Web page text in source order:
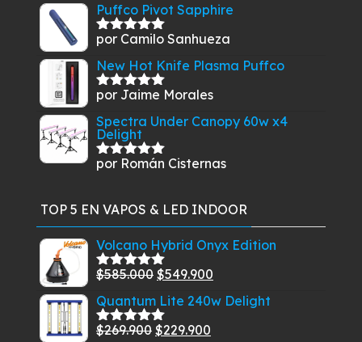
Puffco Pivot Sapphire
Valorado
por Camilo Sanhueza
New Hot Knife Plasma Puffco
Valorado
por Jaime Morales
Spectra Under Canopy 60w x4
Delight
Valorado
por Román Cisternas
TOP 5 EN VAPOS & LED INDOOR
Volcano Hybrid Onyx Edition
Valorado
5
$585.000 El
precio
original
era:
$549.900
precio
actual
Quantum Lite 240w Delight
Valorado
$269.900 El
$229.900